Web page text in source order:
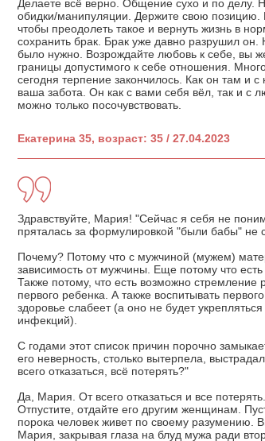
Делаете всё верно. Общение сухо и по делу.
обидки/манипуляции. Держите свою позицию.
чтобы преодолеть такое и вернуть жизнь в
сохранить брак. Брак уже давно разрушил он.
было нужно. Возрождайте любовь к себе, вы
границы допустимого к себе отношения.
сегодня терпение закончилось. Как он там и
ваша забота. Он как с вами себя вёл, так и с
можно только посочувствовать.
Екатерина 35, возраст: 35 / 27.04.2023
Здравствуйте, Мария! "Сейчас я себя не
пряталась за формулировкой "были бабы" не
Почему? Потому что с мужчиной (мужем)
зависимость от мужчины. Еще потому что
Также потому, что есть возможно стремление
первого ребенка. А также воспитывать
здоровье слабеет (а оно не будет
инфекций).
С годами этот список причин порочно
его неверность, столько вытерпела,
всего отказаться, всё потерять?"
Да, Мария. От всего отказаться и все
Отпустите, отдайте его другим женщинам.
порока человек живет по своему разумению.
Мария, закрывая глаза на блуд мужа ради